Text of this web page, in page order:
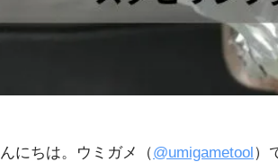
にちは。ウミガメ（@umigametool）